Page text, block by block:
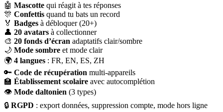
🤖 Mascotte qui réagit à tes réponses
🎊 Confettis quand tu bats un record
🏅 Badges à débloquer (20+)
👤 20 avatars à collectionner
🎨 20 fonds d’écran adaptatifs clair/sombre
🌙 Mode sombre et mode clair
🌍 4 langues : FR, EN, ES, ZH
🔑 Code de récupération multi-appareils
🏫 Établissement scolaire avec autocomplétion
👁 Mode daltonien (3 types)
🔒 RGPD : export données, suppression compte, mode hors ligne